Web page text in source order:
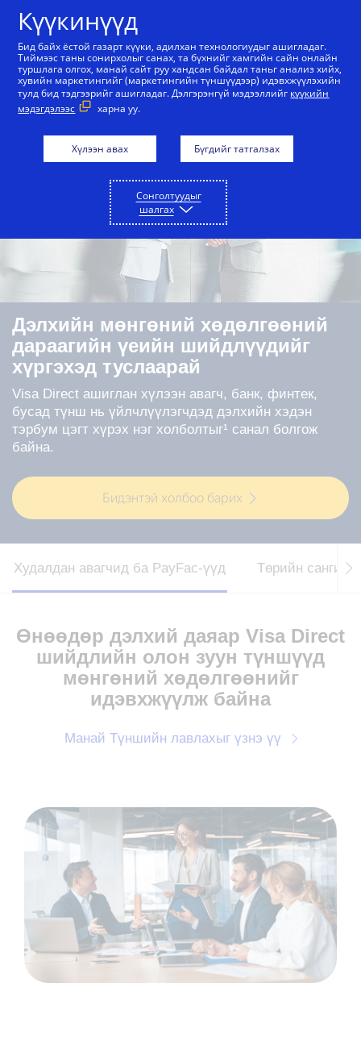
Тойм Боломж бололцоо Хэрэглэх
Дэлхийн мөнгөний хөдөлгөөний
дараагийн үеийн шийдлүүдийг
хүргэхэд туслаарай
Visa Direct ашиглан хүлээн авагч, банк, финтек,
бусад түнш нь үйлчлүүлэгчдэд дэлхийн хэдэн
тэрбум цэгт хүрэх нэг холболтыг¹ санал болгож
байна.
Бидэнтэй холбоо барих
Худалдан авагчид ба PayFac-үүд Төрийн сангийн
Өнөөдөр дэлхий даяар Visa Direct
шийдлийн олон зуун түншүүд
мөнгөний хөдөлгөөнийг
идэвхжүүлж байна
Манай Түншийн лавлахыг үзнэ үү
Күүкинүүд
Бид байх ёстой газарт күүки, адилхан технологиудыг ашигладаг.
Тиймээс таны сонирхолыг санах, та бүхнийг хамгийн сайн онлайн
туршлага олгох, манай сайт руу хандсан байдал таньг анализ хийх,
хувийн маркетингийг (маркетингийн түншүүдээр) идэвхжүүлэхийн
тулд бид тэдгээрийг ашигладаг. Дэлгэрэнгүй мэдээллийг күүкийн
мэдэгдэлээс
харна уу.
Хүлээн авах Бүгдийг татгалзах
Сонголтуудыг
шалгах